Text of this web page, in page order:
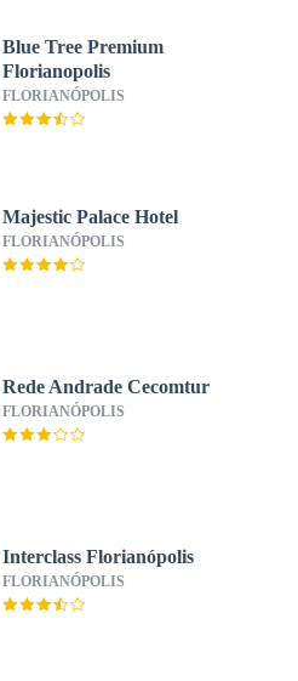
Blue Tree Premium
Florianopolis
FLORIANÓPOLIS
Majestic Palace Hotel
FLORIANÓPOLIS
Rede Andrade Cecomtur
FLORIANÓPOLIS
Interclass Florianópolis
FLORIANÓPOLIS